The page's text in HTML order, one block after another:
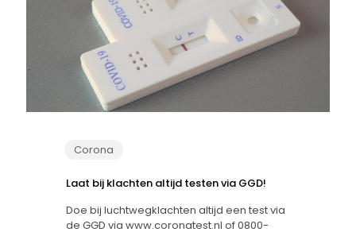
Corona
Laat bij klachten altijd testen via GGD!
Doe bij luchtwegklachten altijd een test via
de GGD via www.coronatest.nl of 0800-